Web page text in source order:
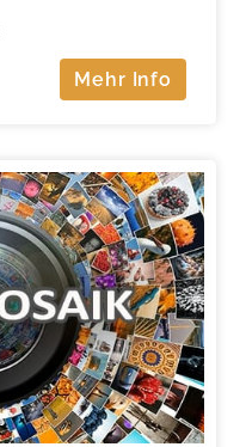
Mehr Info